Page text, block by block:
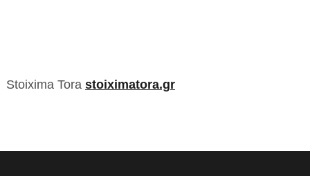
Stoixima Tora stoiximatora.gr